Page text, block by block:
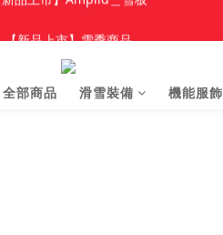
員 領$100 購物金，首單享免運🚛
全部商品 滑雪裝備 機能服飾